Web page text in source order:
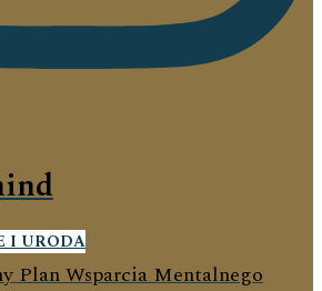
I URODA
Plan Wsparcia Mentalnego